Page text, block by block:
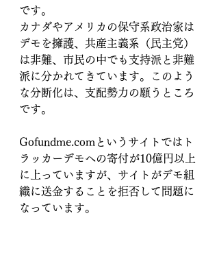
です。
カナダやアメリカの保守系政治家は
デモを擁護、共産主義系（民主党）
は非難、市民の中でも支持派と非難
派に分かれてきています。このよう
な分断化は、支配勢力の願うところ
です。
Gofundme.comというサイトではト
ラッカーデモへの寄付が10億円以上
に上っていますが、サイトがデモ組
織に送金することを拒否して問題に
なっています。